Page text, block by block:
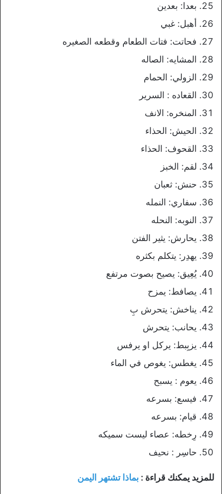
بعدا: بعدين
أهبل: غبي
فحاتت: فتات الطعام وقطعه الصغيره
المشايه: الصاله
الزولي: الحمام
القعاده : السرير
المنخره: الانف
الحيش: الحذاء
القحوف: الحذاء
لقم: الخبز
حنش: ثعبان
سفاري: النمله
النوبه: النحله
يحارش: يثير الفتن
يهدِر: يتكلم بكثره
يُعِيق: يصيح بصوت مرتفع
يصافط: يمزح
يناخش: يتحرش بِ
يحانب: يتحرش
يزبِبط: يركل او يرفس
يغطس: يغوص في الماء
يعوم : يسبح
فيسع: بسرعه
قيام: بسرعه
رِخطه: عصاء ليست سميكه
حاسِر : نحيف
للمزيد يمكنك قراءة : بماذا تشتهر اليمن